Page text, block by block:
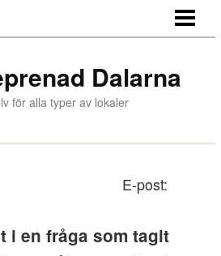
Dalarna
för alla typer av lokaler
i en fråga som tagit
E-post: